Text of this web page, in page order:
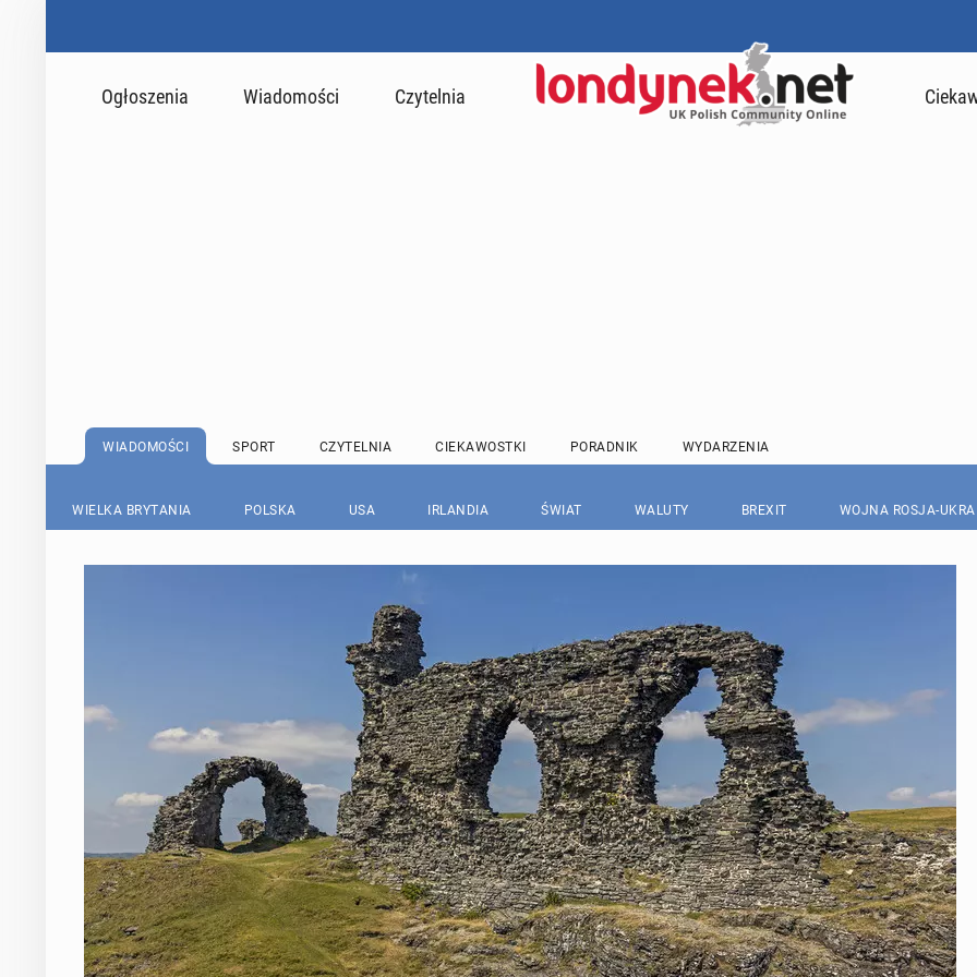
Ogłoszenia Wiadomości Czytelnia
WIADOMOŚCI SPORT CZYTELNIA CIEKAWOSTKI PORADNIK WYDARZENIA
WIELKA BRYTANIA POLSKA USA IRLANDIA ŚWIAT WALUTY BREXIT WOJNA ROSJA-